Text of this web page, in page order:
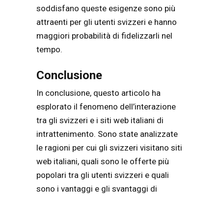
soddisfano queste esigenze sono più
attraenti per gli utenti svizzeri e hanno
maggiori probabilità di fidelizzarli nel
tempo.
Conclusione
In conclusione, questo articolo ha
esplorato il fenomeno dell’interazione
tra gli svizzeri e i siti web italiani di
intrattenimento. Sono state analizzate
le ragioni per cui gli svizzeri visitano siti
web italiani, quali sono le offerte più
popolari tra gli utenti svizzeri e quali
sono i vantaggi e gli svantaggi di